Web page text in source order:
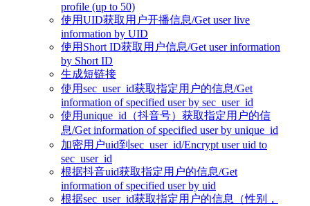
profile (up to 50)
使用UID获取用户开播信息/Get user live
information by UID
使用Short ID获取用户信息/Get user information
by Short ID
生成短链接
使用sec_user_id获取指定用户的信息/Get
information of specified user by sec_user_id
使用unique_id（抖音号）获取指定用户的信
息/Get information of specified user by unique_id
加密用户uid到sec_user_id/Encrypt user uid to
sec_user_id
根据抖音uid获取指定用户的信息/Get
information of specified user by uid
根据sec_user_id获取指定用户的信息（性别，